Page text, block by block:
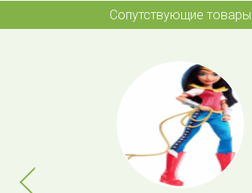
Сопутствующие товары
Previous